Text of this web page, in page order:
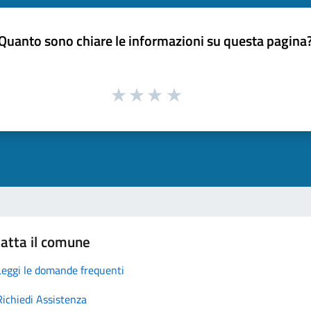
sono chiare le informazioni su questa
il comune
le domande frequenti
Assistenza